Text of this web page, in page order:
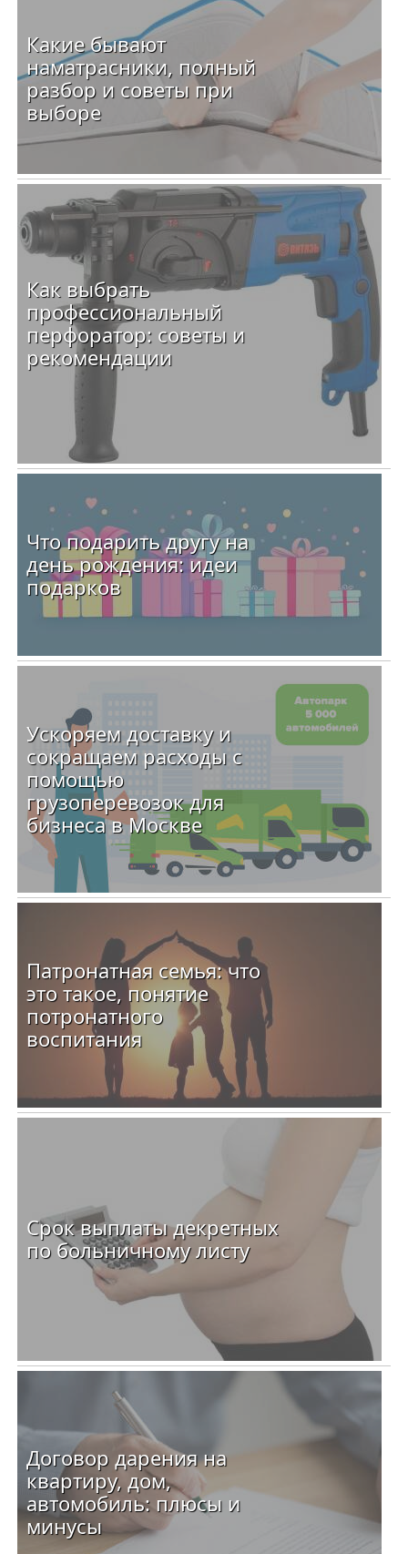
Какие бывают
наматрасники, полный
разбор и советы при
выборе
Как выбрать
профессиональный
перфоратор: советы и
рекомендации
Что подарить другу на
день рождения: идеи
подарков
Ускоряем доставку и
сокращаем расходы с
помощью
грузоперевозок для
бизнеса в Москве
Патронатная семья: что
это такое, понятие
потронатного
воспитания
Срок выплаты декретных
по больничному листу
Договор дарения на
квартиру, дом,
автомобиль: плюсы и
минусы